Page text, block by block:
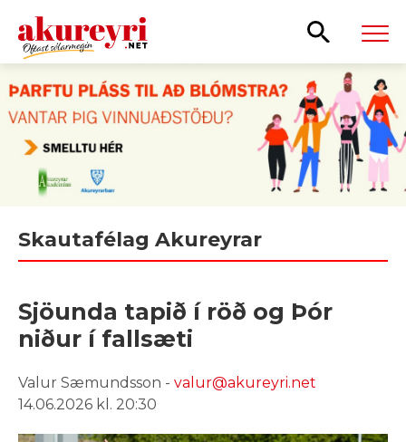
Leita
Skautafélag Akureyrar
Sjöunda tapið í röð og Þór
niður í fallsæti
Valur Sæmundsson - valur@akureyri.net
14.06.2026 kl. 20:30